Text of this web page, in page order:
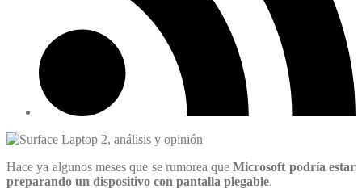
Hace ya algunos meses que se rumorea queMicrosoft podría estar
preparando un dispositivo con pantalla plegable.